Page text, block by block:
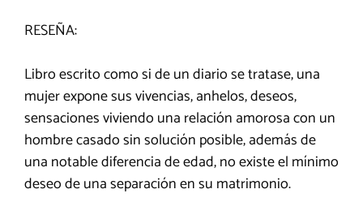
RESEÑA:
Libro escrito como si de un diario se tratase, una
mujer expone sus vivencias, anhelos, deseos,
sensaciones viviendo una relación amorosa con un
hombre casado sin solución posible, además de
una notable diferencia de edad, no existe el mínimo
deseo de una separación en su matrimonio.